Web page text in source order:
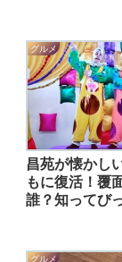
グルメ
昌苑が懐かし
もに復活！覆
誰？知ってび
グルメ